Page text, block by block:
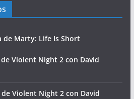
de Marty: Life Is Short
Violent Night 2 con David
Violent Night 2 con David